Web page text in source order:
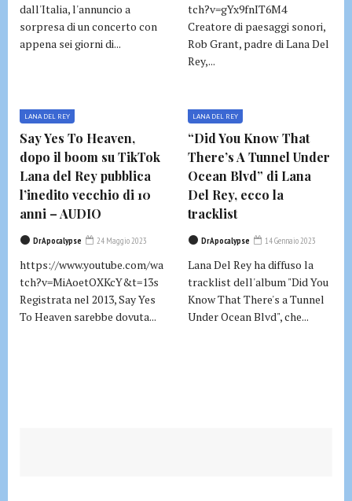
dall'Italia, l'annuncio a
sorpresa di un concerto con
appena sei giorni di...
tch?v=gYx9fnIT6M4
Creatore di paesaggi sonori,
Rob Grant, padre di Lana Del
Rey,...
LANA DEL REY
Say Yes To Heaven,
dopo il boom su TikTok
Lana del Rey pubblica
l’inedito vecchio di 10
anni – AUDIO
DrApocalypse 24 Maggio 2023
https://www.youtube.com/wa
tch?v=MiAoetOXKcY&t=13s
Registrata nel 2013, Say Yes
To Heaven sarebbe dovuta...
LANA DEL REY
“Did You Know That
There’s A Tunnel Under
Ocean Blvd” di Lana
Del Rey, ecco la
tracklist
DrApocalypse 14 Gennaio 2023
Lana Del Rey ha diffuso la
tracklist dell'album "Did You
Know That There's a Tunnel
Under Ocean Blvd", che...